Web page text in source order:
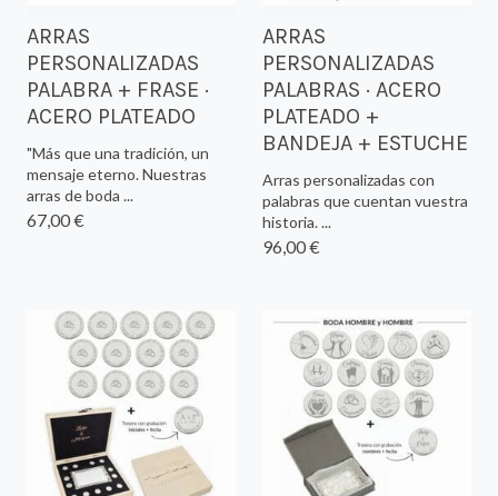
ARRAS
PERSONALIZADAS
PALABRA + FRASE ·
ACERO PLATEADO
"Más que una tradición, un
mensaje eterno. Nuestras
arras de boda ...
67,00 €
ARRAS
PERSONALIZADAS
PALABRAS · ACERO
PLATEADO +
BANDEJA + ESTUCHE
Arras personalizadas con
palabras que cuentan vuestra
historia. ...
96,00 €